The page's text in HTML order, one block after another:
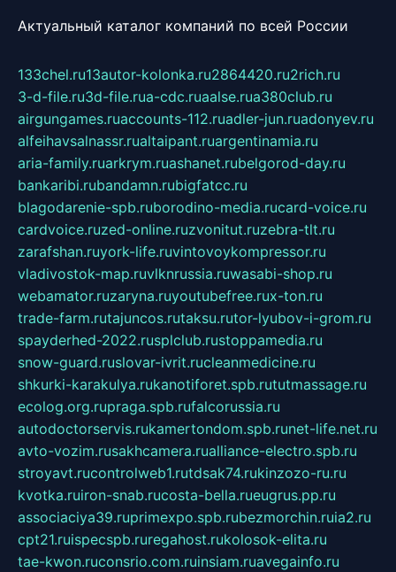
Актуальный каталог компаний по всей России
133chel.ru13autor-kolonka.ru2864420.ru2rich.ru
3-d-file.ru3d-file.rua-cdc.ruaalse.rua380club.ru
airgungames.ruaccounts-112.ruadler-jun.ruadonyev.ru
alfeihavsalnassr.rualtaipant.ruargentinamia.ru
aria-family.ruarkrym.ruashanet.rubelgorod-day.ru
bankaribi.rubandamn.rubigfatcc.ru
blagodarenie-spb.ruborodino-media.rucard-voice.ru
cardvoice.ruzed-online.ruzvonitut.ruzebra-tlt.ru
zarafshan.ruyork-life.ruvintovoykompressor.ru
vladivostok-map.ruvlknrussia.ruwasabi-shop.ru
webamator.ruzaryna.ruyoutubefree.rux-ton.ru
trade-farm.rutajuncos.rutaksu.rutor-lyubov-i-grom.ru
spayderhed-2022.rusplclub.rustoppamedia.ru
snow-guard.ruslovar-ivrit.rucleanmedicine.ru
shkurki-karakulya.rukanotiforet.spb.rututmassage.ru
ecolog.org.rupraga.spb.rufalcorussia.ru
autodoctorservis.rukamertondom.spb.runet-life.net.ru
avto-vozim.rusakhcamera.rualliance-electro.spb.ru
stroyavt.rucontrolweb1.rutdsak74.rukinzozo-ru.ru
kvotka.ruiron-snab.rucosta-bella.rueugrus.pp.ru
associaciya39.ruprimexpo.spb.rubezmorchin.ruia2.ru
cpt21.ruispecspb.ruregahost.rukolosok-elita.ru
tae-kwon.ruconsrio.com.ruinsiam.ruavegainfo.ru